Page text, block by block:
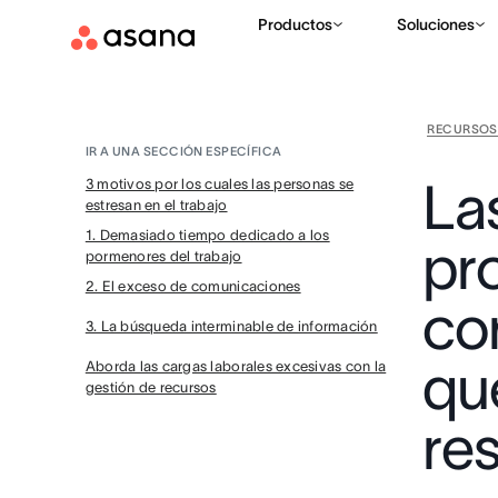
Productos Soluciones
RECURSOS
IR A UNA SECCIÓN ESPECÍFICA
3 motivos por los cuales las personas se
estresan en el trabajo
1. Demasiado tiempo dedicado a los
pormenores del trabajo
2. El exceso de comunicaciones
3. La búsqueda interminable de información
Aborda las cargas laborales excesivas con la
gestión de recursos